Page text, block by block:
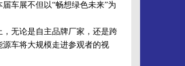
车展不但以“畅想绿色未来”为
无论是自主品牌厂家，还是跨
车将大规模走进参观者的视